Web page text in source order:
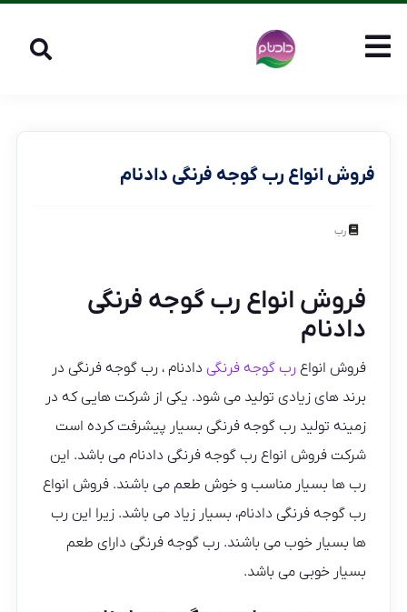
فروش انواع رب گوجه فرنگی دادنام
رب
فروش انواع رب گوجه فرنگی
دادنام
فروش انواع رب گوجه فرنگی دادنام ، رب گوجه فرنگی در
برند های زیادی تولید می شود. یکی از شرکت هایی که در
زمینه تولید رب گوجه فرنگی بسیار پیشرفت کرده است
شرکت فروش انواع رب گوجه فرنگی دادنام می باشد. این
رب ها بسیار مناسب و خوش طعم می باشند. فروش انواع
رب گوجه فرنگی دادنام، بسیار زیاد می باشد. زیرا این رب
ها بسیار خوب می باشند. رب گوجه فرنگی دارای طعم
بسیار خوبی می باشد.